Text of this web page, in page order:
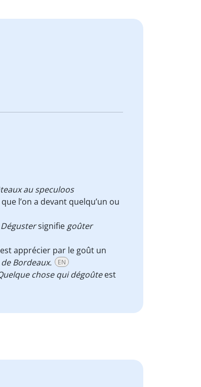
au speculoos
l’on a devant quelqu’un ou
Dégustersignifie goûter
apprécier par le goût un
Bordeaux. EN
chose qui dégoûteest